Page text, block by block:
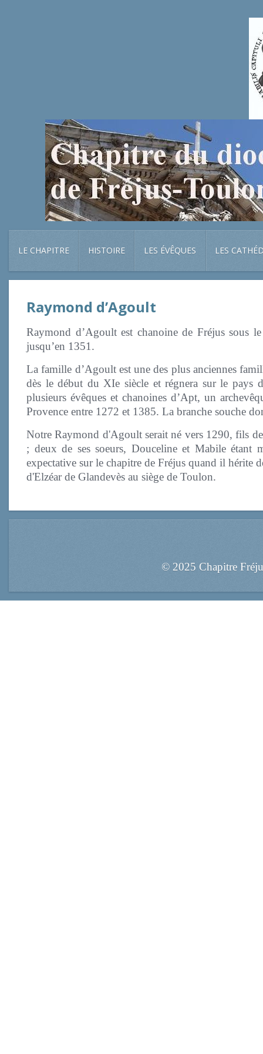
LE CHAPITRE HISTOIRE LES ÉVÊQUES LES
Raymond d’Agoult
Raymond d’Agoult est chanoine de Fréjus sous
jusqu’en 1351.
La famille d’Agoult est une des plus anciennes
dès le début du XIe siècle et régnera sur le pays
plusieurs évêques et chanoines d’Apt, un
Provence entre 1272 et 1385. La branche souche
Notre Raymond d'Agoult serait né vers 1290, fils
; deux de ses soeurs, Douceline et Mabile étant
expectative sur le chapitre de Fréjus quand il hérite
d'Elzéar de Glandevès au siège de Toulon.
© 2025 Chapitre